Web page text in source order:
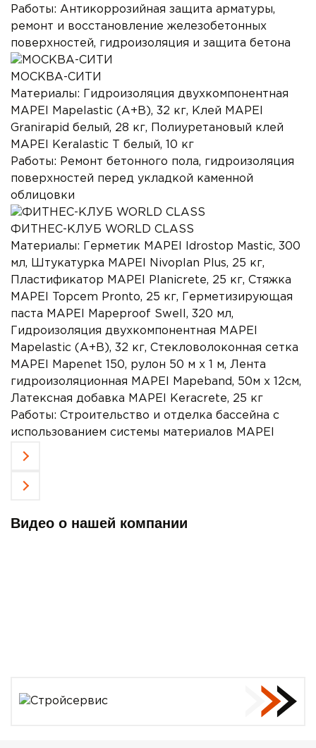
Работы: Антикоррозийная защита арматуры,
ремонт и восстановление железобетонных
поверхностей, гидроизоляция и защита бетона
МОСКВА-СИТИ
Материалы: Гидроизоляция двухкомпонентная
MAPEI Mapelastic (А+B), 32 кг, Клей MAPEI
Granirapid белый, 28 кг, Полиуретановый клей
MAPEI Keralastic T белый, 10 кг
Работы: Ремонт бетонного пола, гидроизоляция
поверхностей перед укладкой каменной
облицовки
ФИТНЕС-КЛУБ WORLD CLASS
Материалы: Герметик MAPEI Idrostop Mastic, 300
мл, Штукатурка MAPEI Nivoplan Plus, 25 кг,
Пластификатор MAPEI Planicrete, 25 кг, Стяжка
MAPEI Topcem Pronto, 25 кг, Герметизирующая
паста MAPEI Mapeproof Swell, 320 мл,
Гидроизоляция двухкомпонентная MAPEI
Mapelastic (А+B), 32 кг, Стекловолоконная сетка
MAPEI Mapenet 150, рулон 50 м х 1 м, Лента
гидроизоляционная MAPEI Mapeband, 50м x 12см,
Латексная добавка MAPEI Keracrete, 25 кг
Работы: Строительство и отделка бассейна с
использованием системы материалов MAPEI
Видео о нашей компании